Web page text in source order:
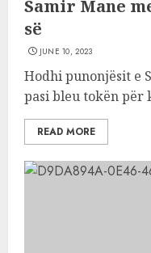
Samir Mane
së
JUNE 10, 2023
Hodhi punonjësit e
pasi bleu tokën për
READ MORE